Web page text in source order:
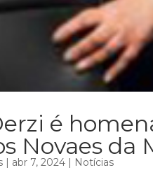
é
Novaes da
| abr 7, 2024 | Notícias